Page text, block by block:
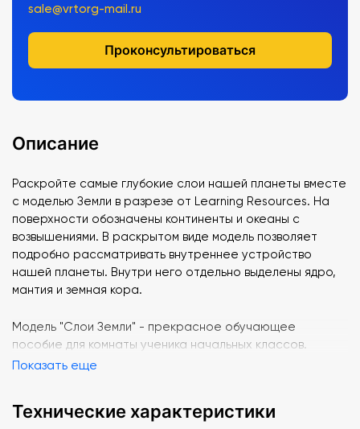
sale@vrtorg-mail.ru
Проконсультироваться
Описание
Раскройте самые глубокие слои нашей планеты вместе
с моделью Земли в разрезе от Learning Resources. На
поверхности обозначены континенты и океаны с
возвышениями. В раскрытом виде модель позволяет
подробно рассматривать внутреннее устройство
нашей планеты. Внутри него отдельно выделены ядро,
мантия и земная кора.
Модель "Слои Земли" - прекрасное обучающее
пособие для комнаты ученика начальных классов.
Показать еще
Технические характеристики